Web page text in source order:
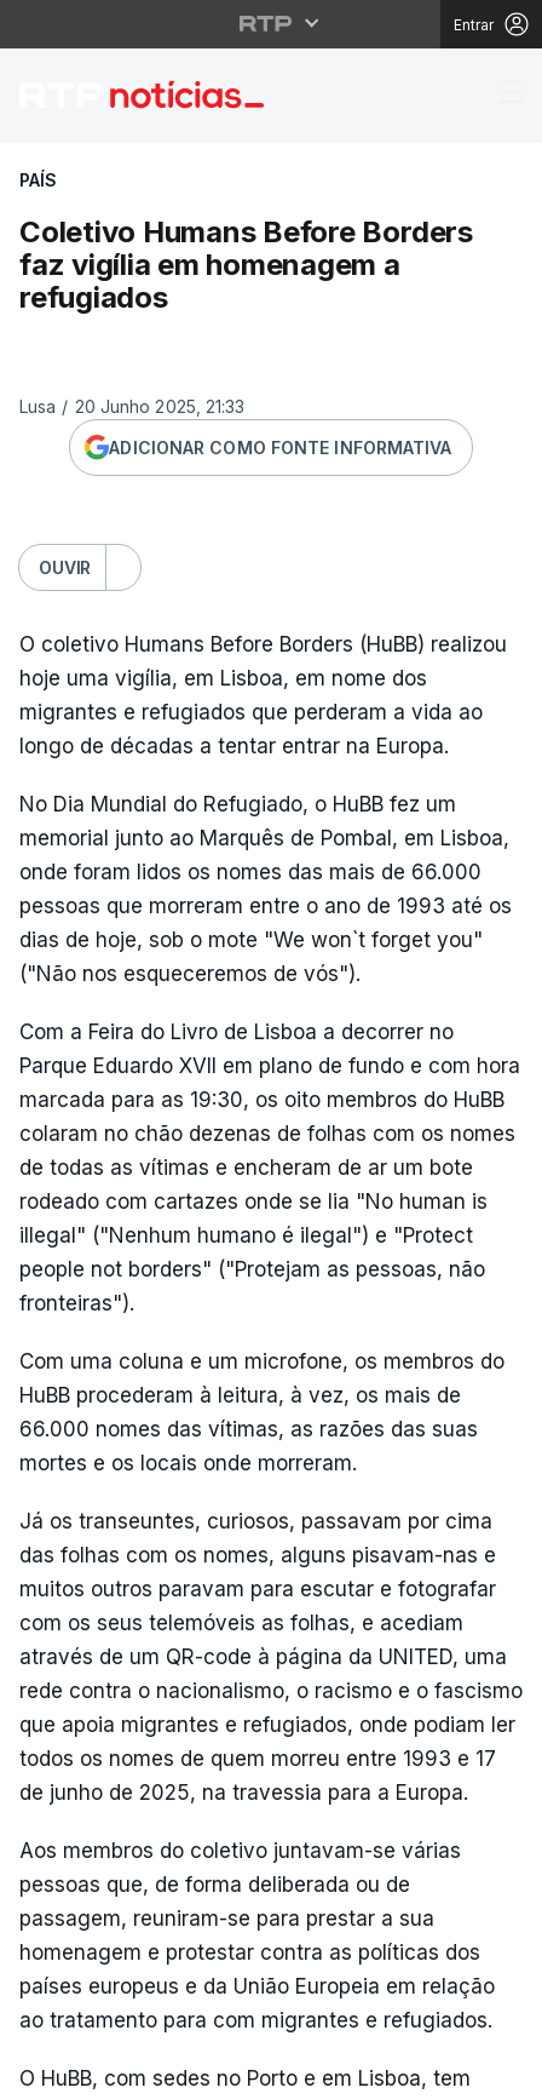
Entrar
Coletivo Humans
PAÍS
Coletivo Humans Before Borders
faz vigília em homenagem a
refugiados
Lusa / 20 Junho 2025, 21:33
ADICIONAR COMO FONTE INFORMATIVA
OUVIR
O coletivo Humans Before Borders (HuBB) realizou
hoje uma vigília, em Lisboa, em nome dos
migrantes e refugiados que perderam a vida ao
longo de décadas a tentar entrar na Europa.
No Dia Mundial do Refugiado, o HuBB fez um
memorial junto ao Marquês de Pombal, em Lisboa,
onde foram lidos os nomes das mais de 66.000
pessoas que morreram entre o ano de 1993 até os
dias de hoje, sob o mote "We won`t forget you"
("Não nos esqueceremos de vós").
Com a Feira do Livro de Lisboa a decorrer no
Parque Eduardo XVII em plano de fundo e com hora
marcada para as 19:30, os oito membros do HuBB
colaram no chão dezenas de folhas com os nomes
de todas as vítimas e encheram de ar um bote
rodeado com cartazes onde se lia "No human is
illegal" ("Nenhum humano é ilegal") e "Protect
people not borders" ("Protejam as pessoas, não
fronteiras").
Com uma coluna e um microfone, os membros do
HuBB procederam à leitura, à vez, os mais de
66.000 nomes das vítimas, as razões das suas
mortes e os locais onde morreram.
Já os transeuntes, curiosos, passavam por cima
das folhas com os nomes, alguns pisavam-nas e
muitos outros paravam para escutar e fotografar
com os seus telemóveis as folhas, e acediam
através de um QR-code à página da UNITED, uma
rede contra o nacionalismo, o racismo e o fascismo
que apoia migrantes e refugiados, onde podiam ler
todos os nomes de quem morreu entre 1993 e 17
de junho de 2025, na travessia para a Europa.
Aos membros do coletivo juntavam-se várias
pessoas que, de forma deliberada ou de
passagem, reuniram-se para prestar a sua
homenagem e protestar contra as políticas dos
países europeus e da União Europeia em relação
ao tratamento para com migrantes e refugiados.
O HuBB, com sedes no Porto e em Lisboa, tem